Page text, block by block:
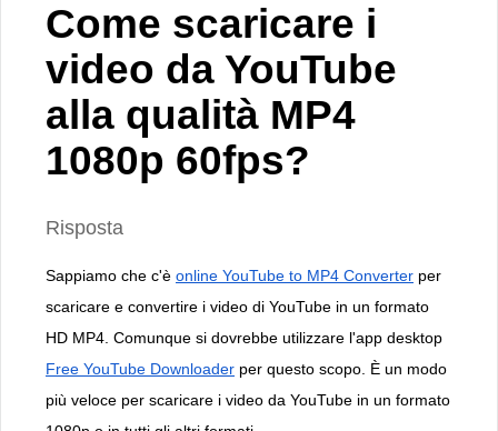
Come scaricare i
video da YouTube
alla qualità MP4
1080p 60fps?
Risposta
Sappiamo che c'è online YouTube to MP4 Converter per
scaricare e convertire i video di YouTube in un formato
HD MP4. Comunque si dovrebbe utilizzare l'app desktop
Free YouTube Downloader per questo scopo. È un modo
più veloce per scaricare i video da YouTube in un formato